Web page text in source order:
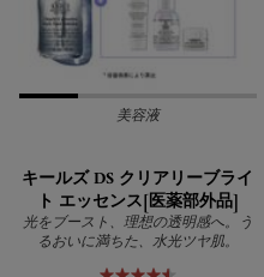
美容液
キールズ DS クリアリーブライ
ト エッセンス[医薬部外品]
光をブースト、理想の透明感へ。う
るおいに満ちた、水光ツヤ肌。